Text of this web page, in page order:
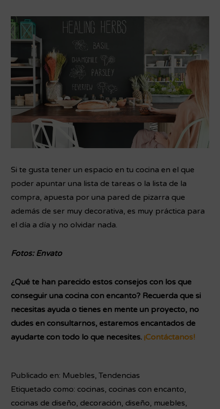
Si te gusta tener un espacio en tu cocina en el que
poder apuntar una lista de tareas o la lista de la
compra, apuesta por una pared de pizarra que
además de ser muy decorativa, es muy práctica para
el día a día y no olvidar nada.
Fotos: Envato
¿Qué te han parecido estos consejos con los que
conseguir una cocina con encanto? Recuerda que si
necesitas ayuda o tienes en mente un proyecto, no
dudes en consultarnos, estaremos encantados de
ayudarte con todo lo que necesites. ¡Contáctanos!
Publicado en: Muebles,Tendencias
Etiquetado como: cocinas, cocinas con encanto,
cocinas de diseño, decoración, diseño, muebles,